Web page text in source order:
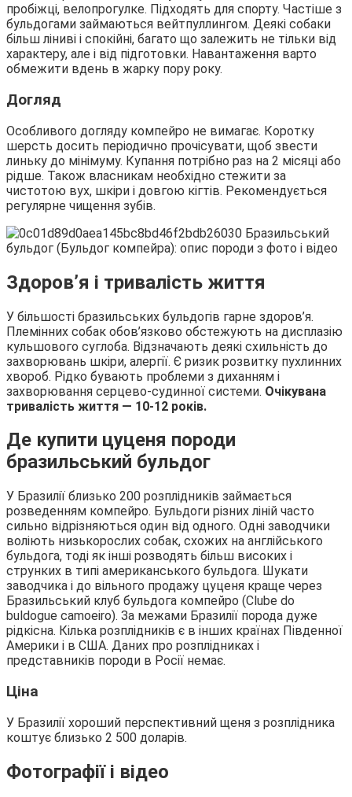
пробіжці, велопрогулке. Підходять для спорту. Частіше з
бульдогами займаються вейтпуллингом. Деякі собаки
більш ліниві і спокійні, багато що залежить не тільки від
характеру, але і від підготовки. Навантаження варто
обмежити вдень в жарку пору року.
Догляд
Особливого догляду компейро не вимагає. Коротку
шерсть досить періодично прочісувати, щоб звести
линьку до мінімуму. Купання потрібно раз на 2 місяці або
рідше. Також власникам необхідно стежити за
чистотою вух, шкіри і довгою кігтів. Рекомендується
регулярне чищення зубів.
Здоров’я і тривалість життя
У більшості бразильських бульдогів гарне здоров’я.
Племінних собак обов’язково обстежують на дисплазію
кульшового суглоба. Відзначають деякі схильність до
захворювань шкіри, алергії. Є ризик розвитку пухлинних
хвороб. Рідко бувають проблеми з диханням і
захворювання серцево-судинної системи. Очікувана
тривалість життя ― 10-12 років.
Де купити цуценя породи
бразильський бульдог
У Бразилії близько 200 розплідників займається
розведенням компейро. Бульдоги різних ліній часто
сильно відрізняються один від одного. Одні заводчики
воліють низькорослих собак, схожих на англійського
бульдога, тоді як інші розводять більш високих і
струнких в типі американського бульдога. Шукати
заводчика і до вільного продажу цуценя краще через
Бразильський клуб бульдога компейро (Clube do
buldogue camoeiro). За межами Бразилії порода дуже
рідкісна. Кілька розплідників є в інших країнах Південної
Америки і в США. Даних про розплідниках і
представників породи в Росії немає.
Ціна
У Бразилії хороший перспективний щеня з розплідника
коштує близько 2 500 доларів.
Фотографії і відео